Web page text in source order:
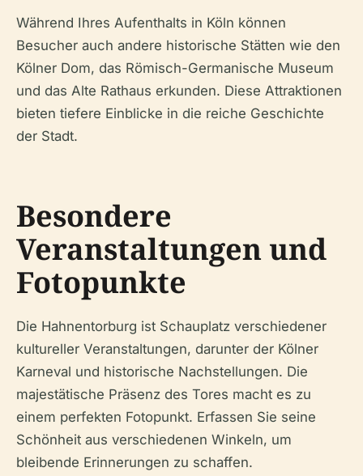
Während Ihres Aufenthalts in Köln können
Besucher auch andere historische Stätten wie den
Kölner Dom, das Römisch-Germanische Museum
und das Alte Rathaus erkunden. Diese Attraktionen
bieten tiefere Einblicke in die reiche Geschichte
der Stadt.
Besondere
Veranstaltungen und
Fotopunkte
Die Hahnentorburg ist Schauplatz verschiedener
kultureller Veranstaltungen, darunter der Kölner
Karneval und historische Nachstellungen. Die
majestätische Präsenz des Tores macht es zu
einem perfekten Fotopunkt. Erfassen Sie seine
Schönheit aus verschiedenen Winkeln, um
bleibende Erinnerungen zu schaffen.